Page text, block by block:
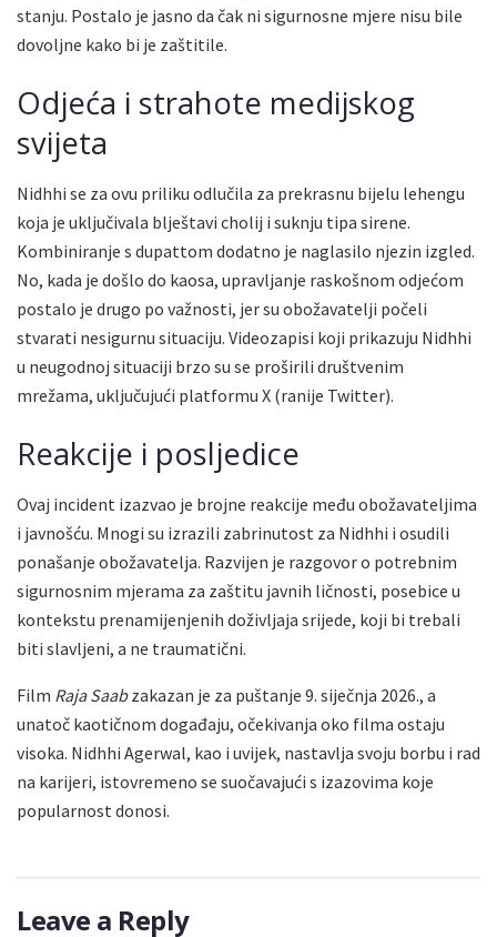
stanju. Postalo je jasno da čak ni sigurnosne mjere nisu bile
dovoljne kako bi je zaštitile.
Odjeća i strahote medijskog
svijeta
Nidhhi se za ovu priliku odlučila za prekrasnu bijelu lehengu
koja je uključivala blještavi cholij i suknju tipa sirene.
Kombiniranje s dupattom dodatno je naglasilo njezin izgled.
No, kada je došlo do kaosa, upravljanje raskošnom odjećom
postalo je drugo po važnosti, jer su obožavatelji počeli
stvarati nesigurnu situaciju. Videozapisi koji prikazuju Nidhhi
u neugodnoj situaciji brzo su se proširili društvenim
mrežama, uključujući platformu X (ranije Twitter).
Reakcije i posljedice
Ovaj incident izazvao je brojne reakcije među obožavateljima
i javnošću. Mnogi su izrazili zabrinutost za Nidhhi i osudili
ponašanje obožavatelja. Razvijen je razgovor o potrebnim
sigurnosnim mjerama za zaštitu javnih ličnosti, posebice u
kontekstu prenamijenjenih doživljaja srijede, koji bi trebali
biti slavljeni, a ne traumatični.
Film Raja Saabzakazan je za puštanje 9. siječnja 2026., a
unatoč kaotičnom događaju, očekivanja oko filma ostaju
visoka. Nidhhi Agerwal, kao i uvijek, nastavlja svoju borbu i rad
na karijeri, istovremeno se suočavajući s izazovima koje
popularnost donosi.
Leave a Reply